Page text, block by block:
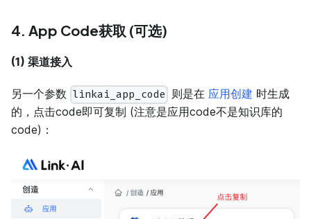
4. App Code获取 (可选)
(1) 渠道接入
另一个参数 linkai_app_code 则是在 应用创建 时生成
的，点击code即可复制 (注意是应用code不是知识库的
code)：